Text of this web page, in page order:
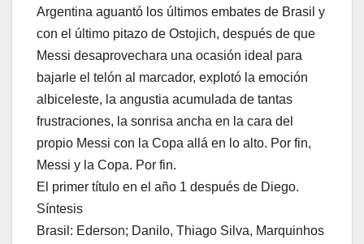
Argentina aguantó los últimos embates de Brasil y
con el último pitazo de Ostojich, después de que
Messi desaprovechara una ocasión ideal para
bajarle el telón al marcador, explotó la emoción
albiceleste, la angustia acumulada de tantas
frustraciones, la sonrisa ancha en la cara del
propio Messi con la Copa allá en lo alto. Por fin,
Messi y la Copa. Por fin.
El primer título en el año 1 después de Diego.
Síntesis
Brasil: Ederson; Danilo, Thiago Silva, Marquinhos